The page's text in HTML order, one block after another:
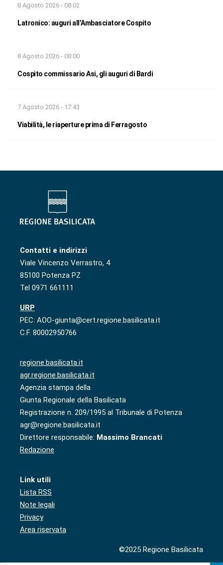
8 Agosto 2026 - 08:02
Latronico: auguri all’Ambasciatore Cospito
8 Agosto 2026 - 08:00
Cospito commissario Asi, gli auguri di Bardi
7 Agosto 2026 - 17:43
Viabilità, le riaperture prima di Ferragosto
Contatti e indirizzi
Viale Vincenzo Verrastro, 4
85100 Potenza PZ
Tel 0971 661111
URP
PEC: AOO-giunta@cert.regione.basilicata.it
C.F. 80002950766
regione.basilicata.it
agr.regione.basilicata.it
Agenzia stampa della
Giunta Regionale della Basilicata
Registrazione n. 209/1995 al Tribunale di Potenza
agr@regione.basilicata.it
Direttore responsabile: Massimo Brancati
Redazione
Link utili
Lista RSS
Note legali
Privacy
Area riservata
©2025 Regione Basilicata